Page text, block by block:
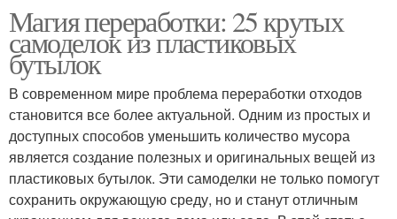
Магия переработки: 25 крутых
самоделок из пластиковых
бутылок
В современном мире проблема переработки отходов
становится все более актуальной. Одним из простых и
доступных способов уменьшить количество мусора
является создание полезных и оригинальных вещей из
пластиковых бутылок. Эти самоделки не только помогут
сохранить окружающую среду, но и станут отличным